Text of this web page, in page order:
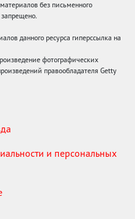
без письменного
данного ресурса гиперссылка на
фотографических
правообладателя Getty
и персональных